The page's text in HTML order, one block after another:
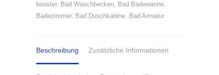
booster, Bad Waschbecken, Bad Badewanne,
Badezimmer, Bad Duschkabine, Bad Armatur
Beschreibung Zusätzliche Informationen